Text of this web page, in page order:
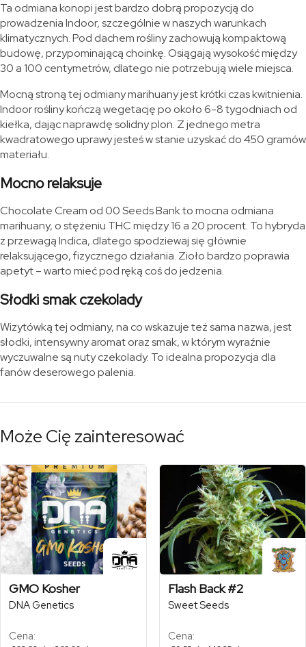
Ta odmiana konopi jest bardzo dobrą propozycją do
prowadzenia Indoor, szczególnie w naszych warunkach
klimatycznych. Pod dachem rośliny zachowują kompaktową
budowę, przypominającą choinkę. Osiągają wysokość między
30 a 100 centymetrów, dlatego nie potrzebują wiele miejsca.
Mocną stroną tej odmiany marihuany jest krótki czas kwitnienia.
Indoor rośliny kończą wegetację po około 6-8 tygodniach od
kiełka, dając naprawdę solidny plon. Z jednego metra
kwadratowego uprawy jesteś w stanie uzyskać do 450 gramów
materiału.
Mocno relaksuje
Chocolate Cream od 00 Seeds Bank to mocna odmiana
marihuany, o stężeniu THC między 16 a 20 procent. To hybryda
z przewagą Indica, dlatego spodziewaj się głównie
relaksującego, fizycznego działania. Zioło bardzo poprawia
apetyt – warto mieć pod ręką coś do jedzenia.
Słodki smak czekolady
Wizytówką tej odmiany, na co wskazuje też sama nazwa, jest
słodki, intensywny aromat oraz smak, w którym wyraźnie
wyczuwalne są nuty czekolady. To idealna propozycja dla
fanów deserowego palenia.
Może Cię zainteresować
GMO Kosher
DNA Genetics
Cena:
Flash Back #2
Sweet Seeds
Cena: